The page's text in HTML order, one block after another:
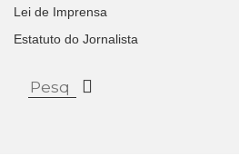
Lei de Imprensa
Estatuto do Jornalista